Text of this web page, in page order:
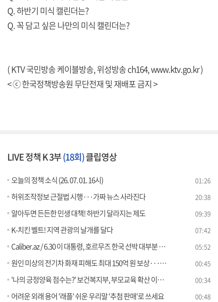
Q. 하반기 미식 캘린더는?
Q. 꼭 담고 싶은 나만의 미식 캘린더는?
( KTV 국민방송 케이블방송, 위성방송 ch164,www.ktv.go.kr)
< ⓒ 한국정책방송원 무단전재 및 재배포 금지 >
LIVE 정책 K 3부(18회)클립영상
오늘의 정책 소식 (26. 07. 01. 16시) 01:26
허위조작정보 근절법 시행···가짜 뉴스 사라진다 20:38
알아두면 든든한 민생 대책! 하반기 달라지는 제도 09:39
K-치킨 벨트! 지역 관광의 날개를 달다 07:42
Caliber.az / 6.30 이 대통령, 호르무즈 한국 선박 대부분 철수 확인 [외신에 비친 한국] 05:52
원인 미상의 전기차 화재 피해도 최대 150억 원 보상···전기차 화재안심보험 출범 00:45
'나의 긍정양육 점수는?' 보건복지부, 부모교육 확산 이벤트 진행 00:34
어려운 외래 용어 '래플' 쉬운 우리말 '추첨 판매'로 쓰세요 00:48